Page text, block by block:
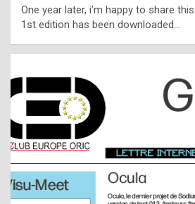
l
t
t
s
t
a
One year later, i’m happy to share
1st edition has been downloaded…